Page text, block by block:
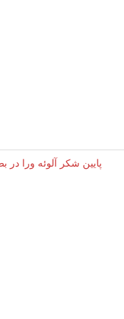
پایین شکر آلوئه ورا در